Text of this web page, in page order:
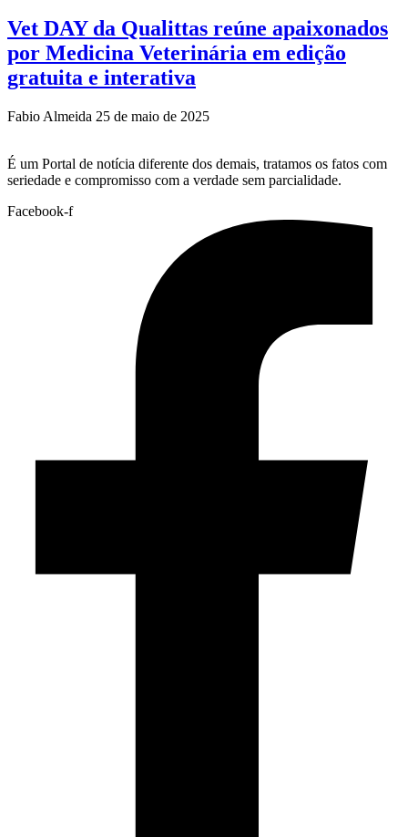
Vet DAY da Qualittas reúne apaixonados
por Medicina Veterinária em edição
gratuita e interativa
Fabio Almeida 25 de maio de 2025
É um Portal de notícia diferente dos demais, tratamos os fatos com
seriedade e compromisso com a verdade sem parcialidade.
Facebook-f